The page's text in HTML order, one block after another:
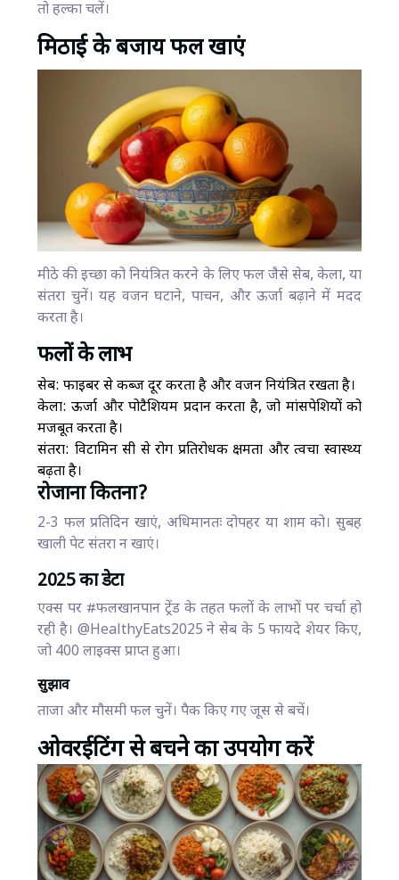
तो हल्का चलें।
मिठाई के बजाय फल खाएं
मीठे की इच्छा को नियंत्रित करने के लिए फल जैसे सेब, केला, या
संतरा चुनें। यह वजन घटाने, पाचन, और ऊर्जा बढ़ाने में मदद
करता है।
फलों के लाभ
सेब: फाइबर से कब्ज दूर करता है और वजन नियंत्रित रखता है।
केला: ऊर्जा और पोटैशियम प्रदान करता है, जो मांसपेशियों को
मजबूत करता है।
संतरा: विटामिन सी से रोग प्रतिरोधक क्षमता और त्वचा स्वास्थ्य
बढ़ता है।
रोजाना कितना?
2-3 फल प्रतिदिन खाएं, अधिमानतः दोपहर या शाम को। सुबह
खाली पेट संतरा न खाएं।
2025 का डेटा
एक्स पर #फलखानपान ट्रेंड के तहत फलों के लाभों पर चर्चा हो
रही है। @HealthyEats2025 ने सेब के 5 फायदे शेयर किए,
जो 400 लाइक्स प्राप्त हुआ।
सुझाव
ताजा और मौसमी फल चुनें। पैक किए गए जूस से बचें।
ओवरईटिंग से बचने का उपयोग करें